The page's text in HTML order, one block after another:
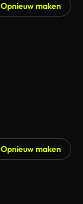
Opnieuw maken
Opnieuw maken